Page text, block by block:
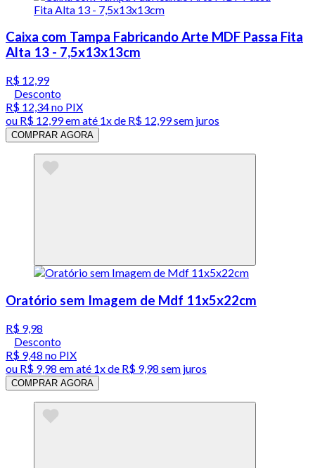
Caixa com Tampa Fabricando Arte MDF Passa Fita
Alta 13 - 7,5x13x13cm
R$ 12,99
Desconto
R$ 12,34no PIX
ou R$ 12,99em até 1x de R$ 12,99sem juros
COMPRAR AGORA
Oratório sem Imagem de Mdf 11x5x22cm
R$ 9,98
Desconto
R$ 9,48 no PIX
ou R$ 9,98 em até 1x de R$ 9,98 sem juros
COMPRAR AGORA